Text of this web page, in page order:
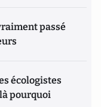
passé
écologistes
pourquoi